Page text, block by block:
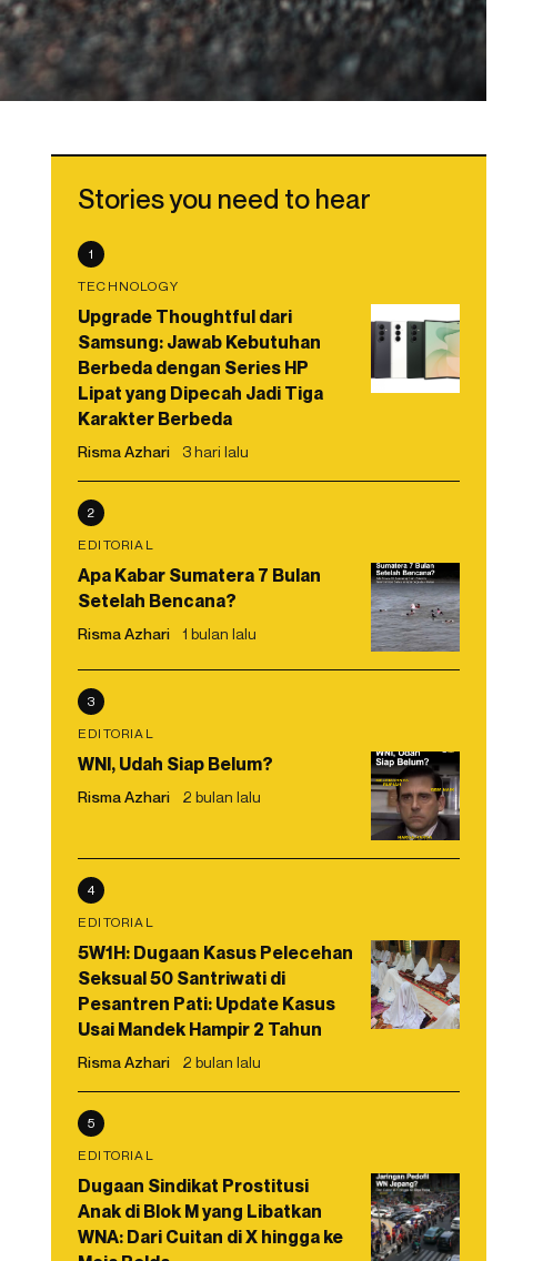
Stories you need to hear
1
TECHNOLOGY
Upgrade Thoughtful dari
Samsung: Jawab Kebutuhan
Berbeda dengan Series HP
Lipat yang Dipecah Jadi Tiga
Karakter Berbeda
Risma Azhari 3 hari lalu
2
EDITORIAL
Apa Kabar Sumatera 7 Bulan
Setelah Bencana?
Risma Azhari 1 bulan lalu
3
EDITORIAL
WNI, Udah Siap Belum?
Risma Azhari 2 bulan lalu
4
EDITORIAL
5W1H: Dugaan Kasus Pelecehan
Seksual 50 Santriwati di
Pesantren Pati: Update Kasus
Usai Mandek Hampir 2 Tahun
Risma Azhari 2 bulan lalu
5
EDITORIAL
Dugaan Sindikat Prostitusi
Anak di Blok M yang Libatkan
WNA: Dari Cuitan di X hingga ke